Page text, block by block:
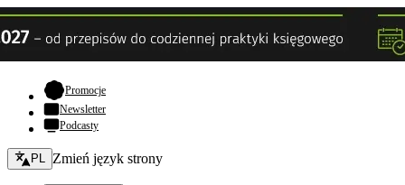
Promocje- otwiera się w nowej karcie
Newsletter
Podcasty
Zmień język - bieżący:
PL Zmień język strony